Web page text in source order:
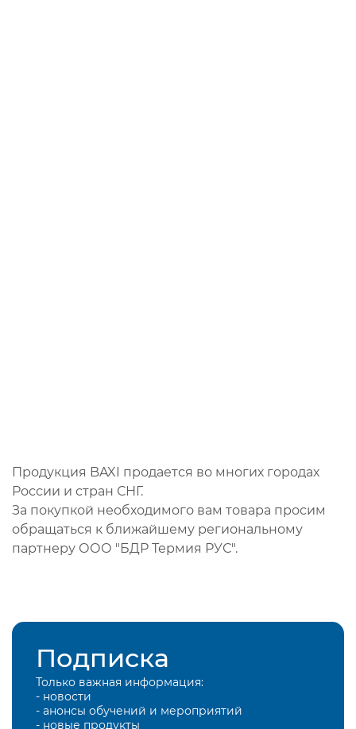
Продукция BAXI продается во многих городах
России и стран СНГ.
За покупкой необходимого вам товара просим
обращаться к ближайшему региональному
партнеру ООО "БДР Термия РУС".
Подписка
Только важная информация:
- новости
- анонсы обучений и мероприятий
- новые продукты